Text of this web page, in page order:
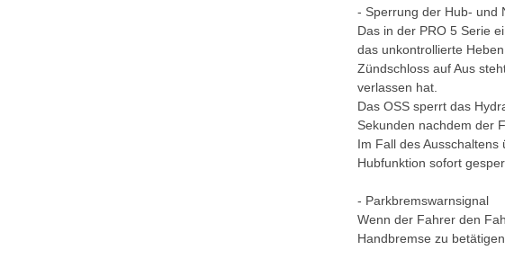
- Sperrung der Hub- und
Das in der PRO 5 Serie
das unkontrollierte
Zündschloss auf Aus
verlassen hat.
Das OSS sperrt das
Sekunden nachdem der
Im Fall des
Hubfunktion sofort
- Parkbremswarnsignal
Wenn der Fahrer den
Handbremse zu